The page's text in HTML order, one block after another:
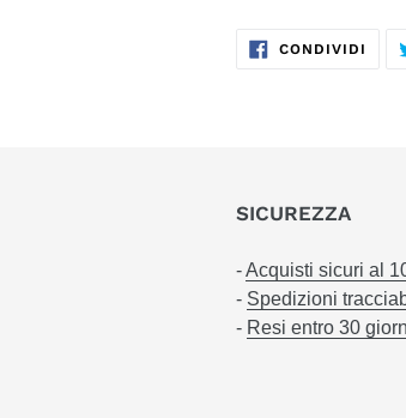
CONDIVIDI
SICUREZZA
-Acquisti sicuri al
- Spedizioni
- Resi entro 30